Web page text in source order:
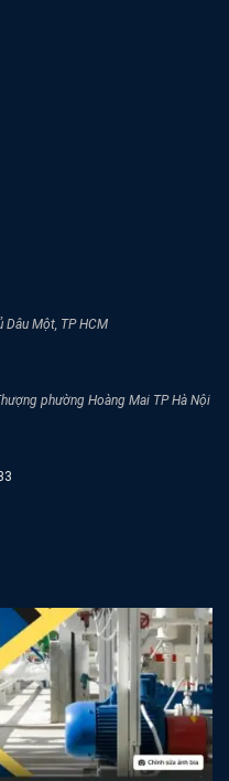
Một, TP HCM
phường Hoàng Mai TP Hà Nội